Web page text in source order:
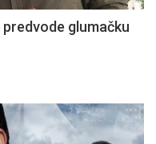
glumačku